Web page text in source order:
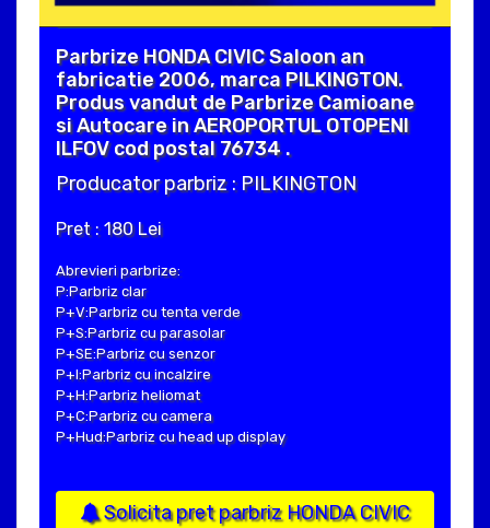
Parbrize HONDA CIVIC Saloon an
fabricatie 2006, marca PILKINGTON.
Produs vandut de Parbrize Camioane
si Autocare in AEROPORTUL OTOPENI
ILFOV cod postal 76734 .
Producator parbriz : PILKINGTON
Pret : 180 Lei
Abrevieri parbrize:
P:Parbriz clar
P+V:Parbriz cu tenta verde
P+S:Parbriz cu parasolar
P+SE:Parbriz cu senzor
P+I:Parbriz cu incalzire
P+H:Parbriz heliomat
P+C:Parbriz cu camera
P+Hud:Parbriz cu head up display
Solicita pret parbriz HONDA CIVIC